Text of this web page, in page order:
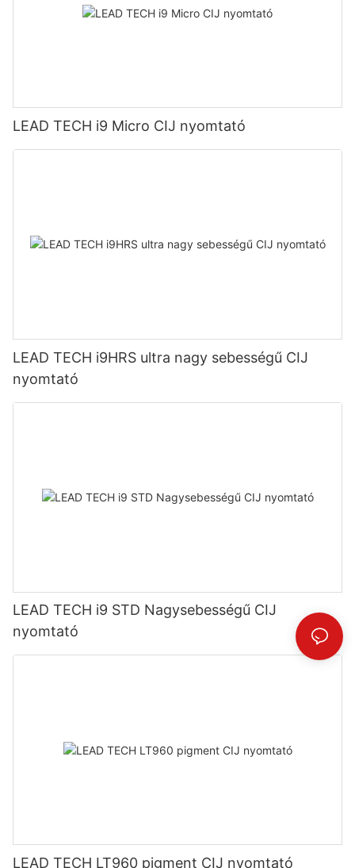
LEAD TECH i9 Micro CIJ nyomtató
LEAD TECH i9HRS ultra nagy sebességű CIJ
nyomtató
LEAD TECH i9 STD Nagysebességű CIJ
nyomtató
LEAD TECH LT960 pigment CIJ nyomtató